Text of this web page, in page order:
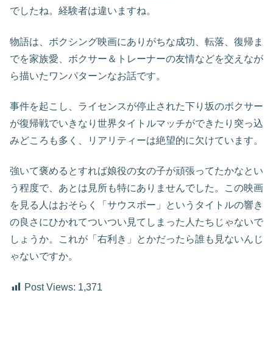
でしたね。経験者は違いますね。
物語は、ボクシング映画にありがちな成功、転落、復帰ま
でを家族愛、ボクサー＆トレーナーの友情などを交えなが
ら描いたワンパターンなお話です。
事件を起こし、ライセンスが停止された下り坂のボクサー
が復帰戦でいきなり世界タイトルマッチができたり突っ込
みどころも多く、リアリティーは絶望的に欠けています。
強いて褒めるとすれば娘役の女の子が頑張ってたかなとい
う程度で、あとは見所も特にありませんでした。この映画
を見る人はおそらく「サウスポー」というタイトルの響き
の良さにひかれてついつい見てしまった人たちじゃないで
しょうか。これが「右利き」とかだったら誰も見ないんじ
ゃないですか。
Post Views: 1,371